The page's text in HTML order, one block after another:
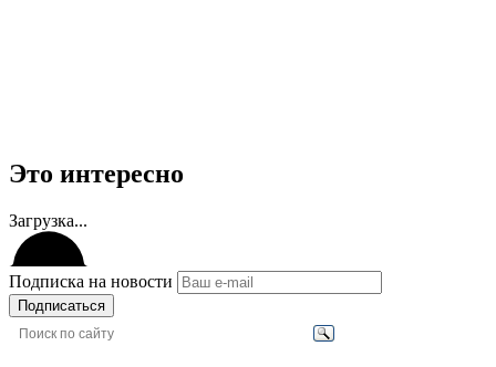
Это интересно
Загрузка...
Подписка на новости
Подписаться